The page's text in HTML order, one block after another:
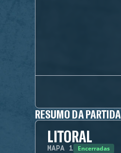
RESUMO DA PARTIDA
LITORAL
MAPA 1 Encerradas